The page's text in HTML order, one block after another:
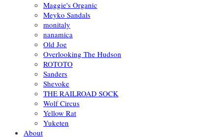
Maggie's Organic
Meyko Sandals
monitaly
nanamica
Old Joe
Overlooking The Hudson
ROTOTO
Sanders
Shevoke
THE RAILROAD SOCK
Wolf Circus
Yellow Rat
Yuketen
About